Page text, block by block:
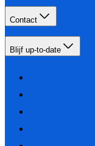
Contact
Blijf up-to-date